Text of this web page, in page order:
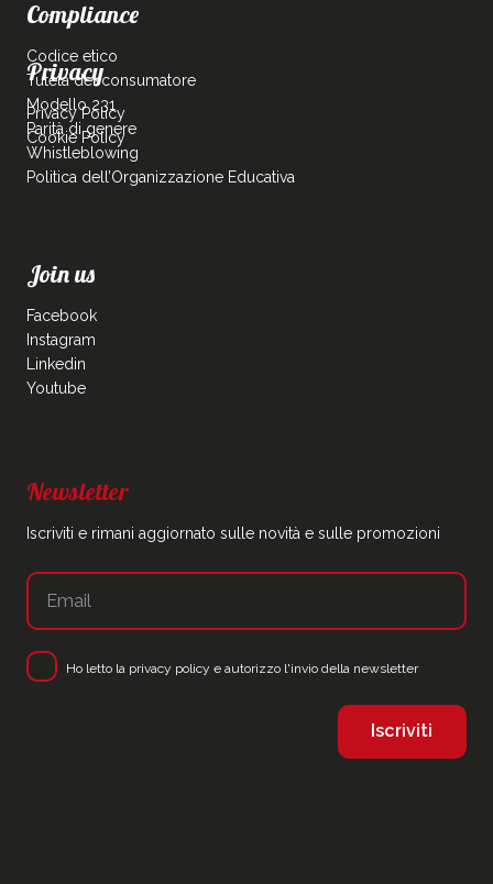
Compliance
Codice etico
Tutela del consumatore
Modello 231
Parità di genere
Whistleblowing
Politica dell’Organizzazione Educativa
Privacy
Privacy Policy
Cookie Policy
Join us
Facebook
Instagram
Linkedin
Youtube
Newsletter
Iscriviti e rimani aggiornato sulle novità e sulle promozioni
Ho letto la privacy policy e autorizzo l'invio della newsletter